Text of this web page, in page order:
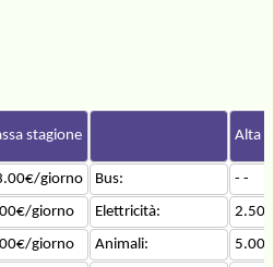
stagione Alta
giorno Bus:
- -
giorno Elettricità:
giorno Animali: